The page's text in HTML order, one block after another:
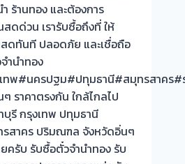
ร้านทอง และต้องการ
สดด่วน เรารับซื้อถึงที่ ให้
สดทันที ปลอดภัย และเชื่อถือ
ำนำทอง
ทพ#นครปฐม#ปทุมธานี#สมุทรสาคร#
ราคาตรงกัน ใกล้ไกลไป
รี กรุงเทพ ปทุมธานี
สาคร ปริมณฑล จังหวัดอิ่นๆ
ครับ รับซื้อตั๋วจำนำทอง รับ